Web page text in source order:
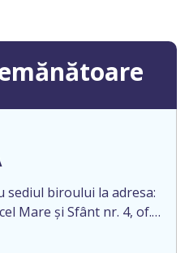
sediul biroului la adresa:
Mare și Sfânt nr. 4, of.